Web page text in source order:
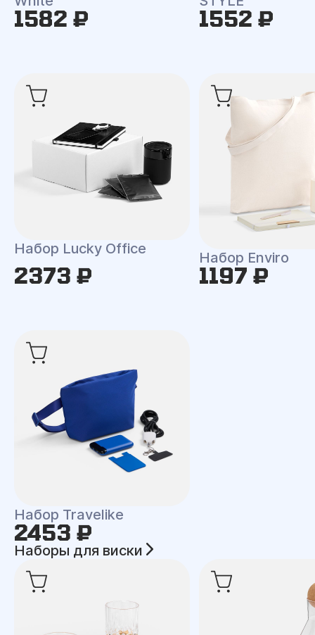
1582 ₽ 1552 ₽
Набор Lucky Office
2373 ₽
Набор Enviro
1197 ₽
Набор Travelike
2453 ₽
Наборы для виски